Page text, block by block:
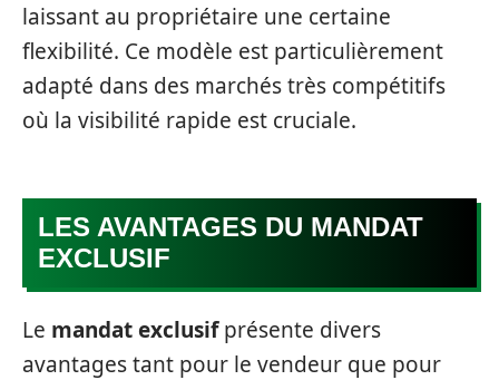
laissant au propriétaire une certaine
flexibilité. Ce modèle est particulièrement
adapté dans des marchés très compétitifs
où la visibilité rapide est cruciale.
LES AVANTAGES DU MANDAT
EXCLUSIF
Le mandat exclusifprésente divers
avantages tant pour le vendeur que pour